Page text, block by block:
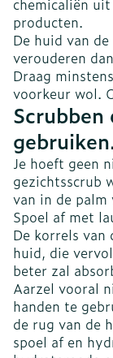
chemicaliën
producten.
De huid van
verouderen
Draag
voorkeur wol.
Scrubben
Je hoeft geen
gezichtsscrub
van in de palm
Spoel af met
De korrels
huid, die
beter zal
Aarzel vooral
handen te
de rug van de
spoel af en